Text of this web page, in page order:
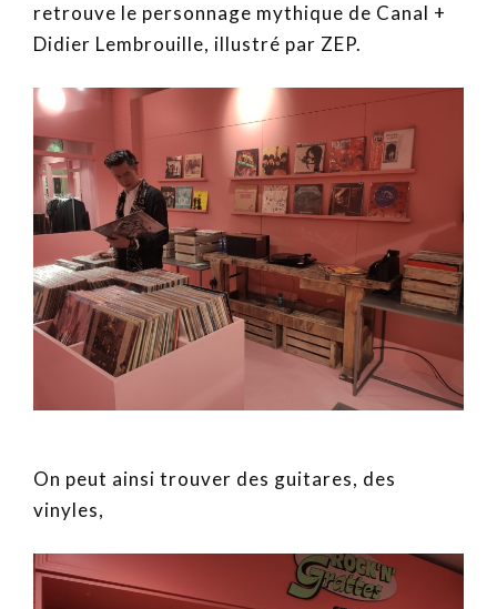
retrouve le personnage mythique de Canal +
Didier Lembrouille, illustré par ZEP.
On peut ainsi trouver des guitares, des
vinyles,